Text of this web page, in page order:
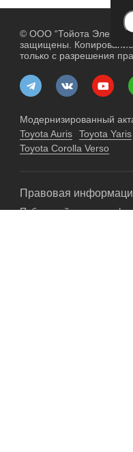
© ООО “Тойота
защищены. Копирование
только с разрешения
Модернизированный
Toyota Auris
Toyota Yaris
Toyota Corolla Verso
Правовая
Публичный договор